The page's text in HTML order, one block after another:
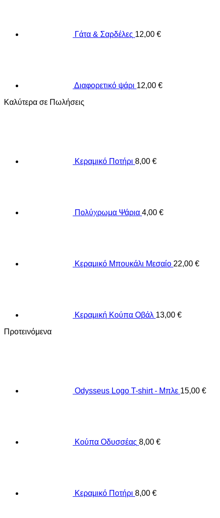
Γάτα & Σαρδέλες 12,00 €
Διαφορετικό ψάρι 12,00 €
Καλύτερα σε Πωλήσεις
Κεραμικό Ποτήρι 8,00 €
Πολύχρωμα Ψάρια 4,00 €
Κεραμικό Μπουκάλι Μεσαίο 22,00 €
Κεραμική Κούπα Οβάλ 13,00 €
Προτεινόμενα
Odysseus Logo T-shirt - Μπλε 15,00 €
Κούπα Οδυσσέας 8,00 €
Κεραμικό Ποτήρι 8,00 €